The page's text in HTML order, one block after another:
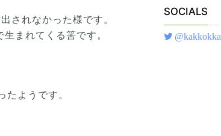
されなかった様です。
まれてくる筈です。
ようです。
SOCIALS
@kakkokka